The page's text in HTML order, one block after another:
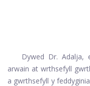
Dywed Dr. Adalja,
arwain at wrthsefyll
a gwrthsefyll y